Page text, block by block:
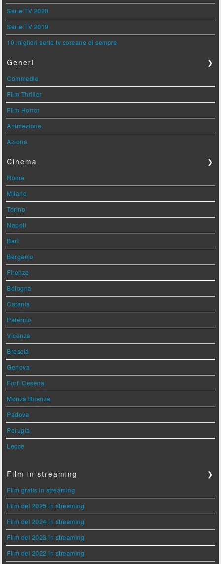
Serie TV 2020
Serie TV 2019
10 migliori serie tv coreane di sempre
Generi ❯
Commedie
Film Thriller
Film Horror
Animazione
Azione
Cinema ❯
Roma
Milano
Torino
Napoli
Bari
Bergamo
Firenze
Bologna
Catania
Palermo
Vicenza
Brescia
Genova
Forlì Cesena
Monza Brianza
Padova
Perugia
Lecce
Film in streaming ❯
Film gratis in streaming
Film del 2025 in streaming
Film del 2024 in streaming
Film del 2023 in streaming
Film del 2022 in streaming